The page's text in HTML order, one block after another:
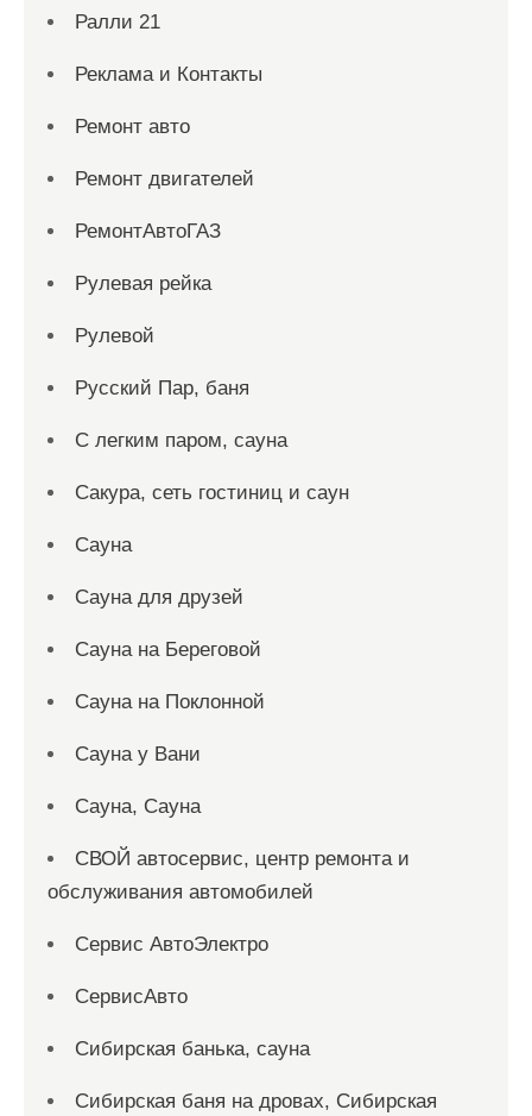
Ралли 21
Реклама и Контакты
Ремонт авто
Ремонт двигателей
РемонтАвтоГАЗ
Рулевая рейка
Рулевой
Русский Пар, баня
С легким паром, сауна
Сакура, сеть гостиниц и саун
Сауна
Сауна для друзей
Сауна на Береговой
Сауна на Поклонной
Сауна у Вани
Сауна, Сауна
СВОЙ автосервис, центр ремонта и
обслуживания автомобилей
Сервис АвтоЭлектро
СервисАвто
Сибирская банька, сауна
Сибирская баня на дровах, Сибирская